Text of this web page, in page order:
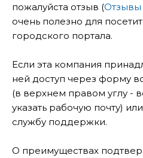
пожалуйста отзыв (Отзывы
очень полезно для
городского портала.
Если эта компания
ней доступ через форму
(в верхнем правом углу -
указать рабочую почту)
службу поддержки.
О преимуществах